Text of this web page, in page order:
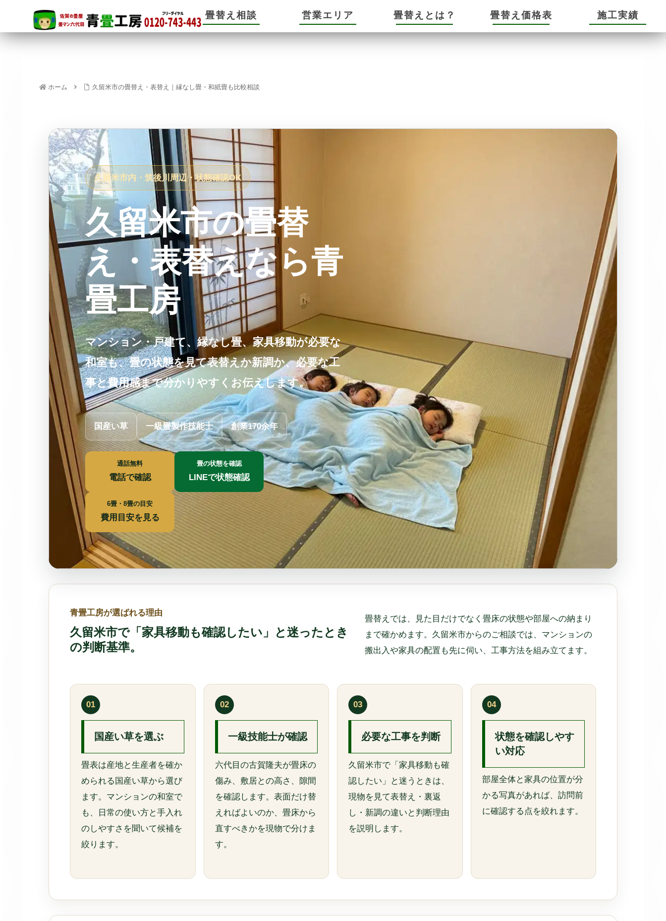
ホーム 久留米市の畳替え・表替え｜縁なし畳・和紙畳も比較相談
久留米市内・筑後川周辺・状態確認OK
久留米市の畳替
え・表替えなら青
畳工房
マンション・戸建て、縁なし畳、家具移動が必要な
和室も、畳の状態を見て表替えか新調か、必要な工
事と費用感まで分かりやすくお伝えします。
国産い草 一級畳製作技能士 創業170余年
通話無料
電話で確認
畳の状態を確認
LINEで状態確認
6畳・8畳の目安
費用目安を見る
青畳工房が選ばれる理由
久留米市で「家具移動も確認したい」と迷ったとき
の判断基準。
畳替えでは、見た目だけでなく畳床の状態や部屋への納まり
まで確かめます。久留米市からのご相談では、マンションの
搬出入や家具の配置も先に伺い、工事方法を組み立てます。
01
国産い草を選ぶ
畳表は産地と生産者を確か
められる国産い草から選び
ます。マンションの和室で
も、日常の使い方と手入れ
のしやすさを聞いて候補を
絞ります。
02
一級技能士が確認
六代目の古賀隆夫が畳床の
傷み、敷居との高さ、隙間
を確認します。表面だけ替
えればよいのか、畳床から
直すべきかを現物で分けま
す。
03
必要な工事を判断
久留米市で「家具移動も確
認したい」と迷うときは、
現物を見て表替え・裏返
し・新調の違いと判断理由
を説明します。
04
状態を確認しやす
い対応
部屋全体と家具の位置が分
かる写真があれば、訪問前
に確認する点を絞れます。
施工実績
畳替え価格表
畳替えとは？
営業エリア
畳替え相談